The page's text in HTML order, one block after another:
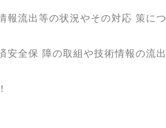
報流出等の状況やその対応 策に
安全保 障の取組や技術情報の流